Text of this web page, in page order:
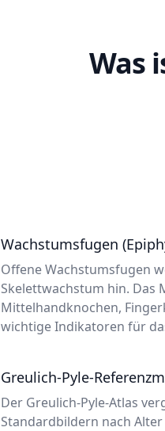
Was
Wachstumsfugen
Offene Wachstumsfugen
Skelettwachstum hin. Das
Mittelhandknochen,
wichtige Indikatoren für
Greulich-Pyle-
Der Greulich-Pyle-Atlas
Standardbildern nach